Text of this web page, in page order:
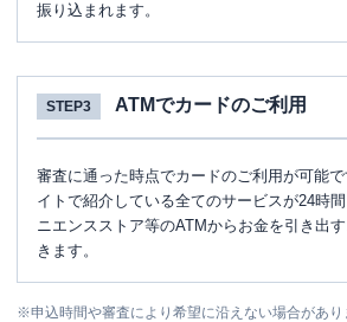
振り込まれます。
STEP3 ATMでカードのご利用
審査に通った時点でカードのご利用が可能
イトで紹介している全てのサービスが24時
ニエンスストア等のATMからお金を引き出
きます。
※申込時間や審査により希望に沿えない場合があり